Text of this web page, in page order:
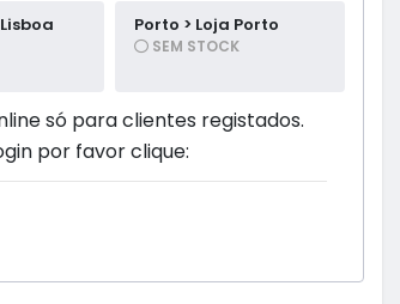
Porto > Loja Porto
SEM STOCK
só para clientes registados.
por favor clique: